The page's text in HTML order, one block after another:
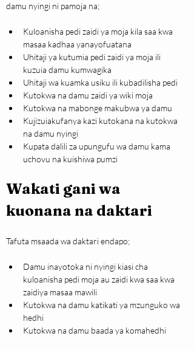
damu nyingi ni pamoja na;
Kuloanisha pedi zaidi ya moja kila saa kwa
masaa kadhaa yanayofuatana
Uhitaji ya kutumia pedi zaidi ya moja ili
kuzuia damu kumwagika
Uhitaji wa kuamka usiku ili kubadilisha pedi
Kutokwa na damu zaidi ya wiki moja
Kutokwa na mabonge makubwa ya damu
Kujizuiakufanya kazi kutokana na kutokwa
na damu nyingi
Kupata dalili za upungufu wa damu kama
uchovu na kuishiwa pumzi
Wakati gani wa
kuonana na daktari
Tafuta msaada wa daktari endapo;
Damu inayotoka ni nyingi kiasi cha
kuloanisha pedi moja au zaidi kwa saa kwa
zaidiya masaa mawili
Kutokwa na damu katikati ya mzunguko wa
hedhi
Kutokwa na damu baada ya komahedhi